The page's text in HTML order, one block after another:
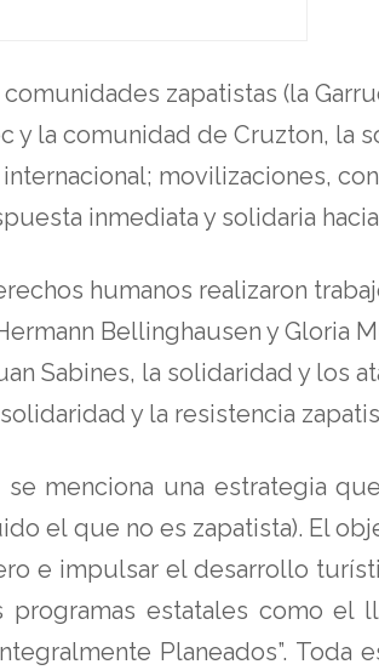
zapatistas (la
la comunidad de Cruzton, la
movilizaciones,
inmediata y solidaria
humanos realizaron
Bellinghausen y
Sabines, la solidaridad y los
y la resistencia
menciona una estrategia
el que no es zapatista). El
e impulsar el desarrollo
estatales como el
Planeados”.